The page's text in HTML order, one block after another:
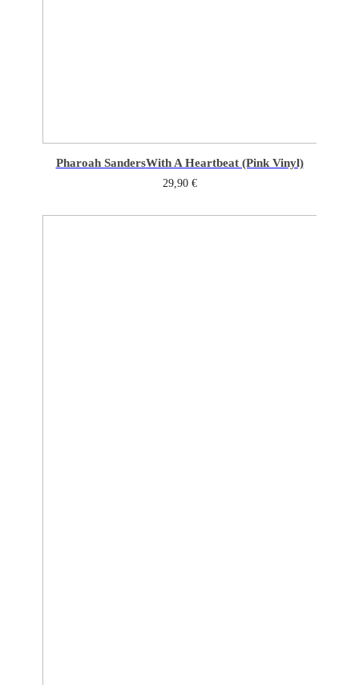
Pharoah SandersWith A Heartbeat (Pink Vinyl)
29,90 €